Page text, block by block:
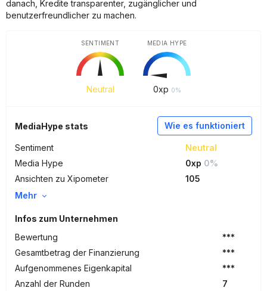
danach, Kredite transparenter, zugänglicher und
benutzerfreundlicher zu machen.
Neutral
SENTIMENT
0xp 0%
MEDIA HYPE
Wie es funktioniert
MediaHype stats
Sentiment
Neutral
Media Hype
0xp 0%
Ansichten zu Xipometer
105
Mehr
Infos zum Unternehmen
Bewertung
***
Gesamtbetrag der Finanzierung
***
Aufgenommenes Eigenkapital
***
Anzahl der Runden
7